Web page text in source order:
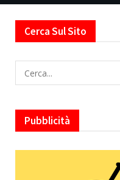
Cerca Sul Sito
Pubblicità